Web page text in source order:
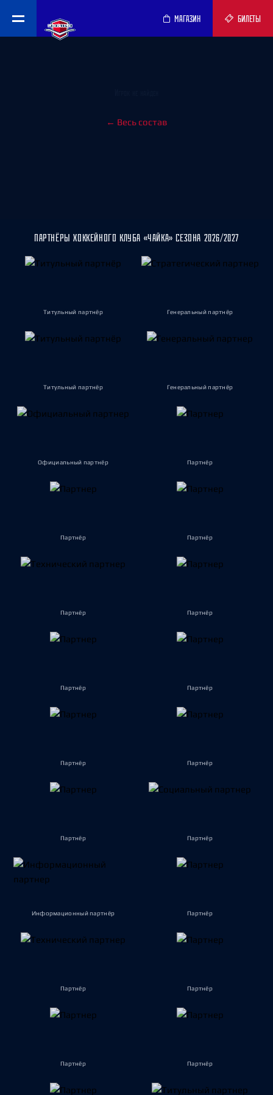
МАГАЗИН БИЛЕТЫ
← Весь состав
ПАРТНЁРЫ ХОККЕЙНОГО КЛУБА «ЧАЙКА» СЕЗОНА 2026/2027
Титульный партнёр Генеральный партнёр
Титульный партнёр Генеральный партнёр
Официальный партнёр Партнёр
Партнёр Партнёр
Партнёр Партнёр
Партнёр Партнёр
Партнёр Партнёр
Партнёр Партнёр
Информационный партнёр Партнёр
Партнёр Партнёр
Партнёр Партнёр